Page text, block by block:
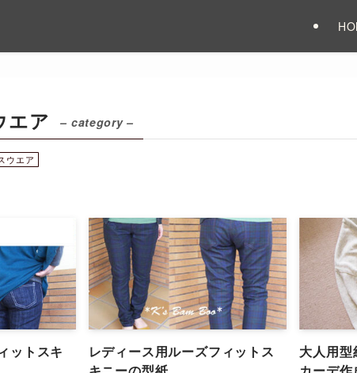
エア – category –
ウエア
ットスキ
レディース用ルーズフィットス
大人用